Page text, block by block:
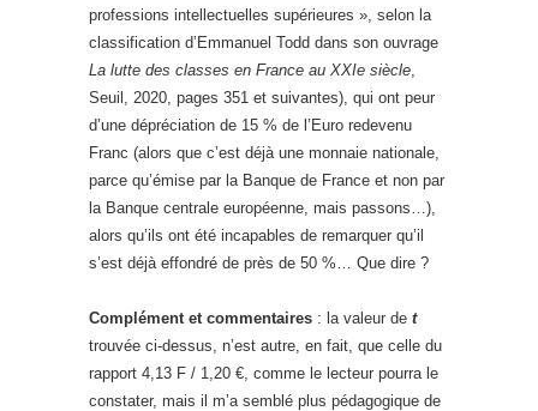
professions intellectuelles supérieures », selon la
classification d’Emmanuel Todd dans son ouvrage
La lutte des classes en France au XXIe siècle,
Seuil, 2020, pages 351 et suivantes), qui ont peur
d’une dépréciation de 15 % de l’Euro redevenu
Franc (alors que c’est déjà une monnaie nationale,
parce qu’émise par la Banque de France et non par
la Banque centrale européenne, mais passons…),
alors qu’ils ont été incapables de remarquer qu’il
s’est déjà effondré de près de 50 %… Que dire ?
Complément et commentaires : la valeur de t
trouvée ci-dessus, n’est autre, en fait, que celle du
rapport 4,13 F / 1,20 €, comme le lecteur pourra le
constater, mais il m’a semblé plus pédagogique de